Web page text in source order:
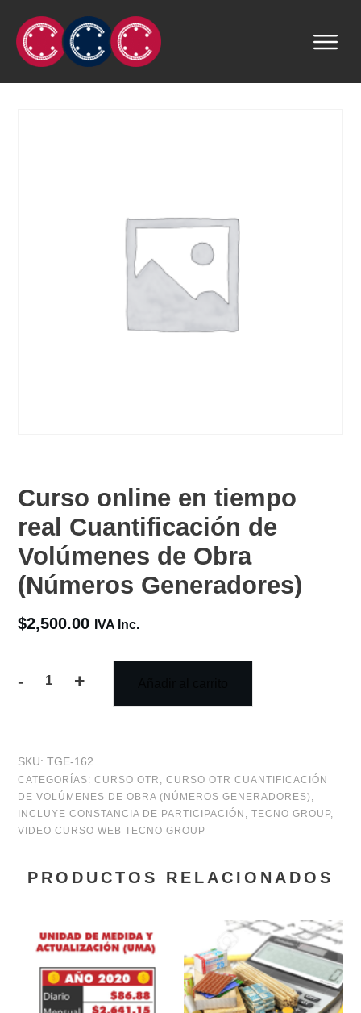
Curso online en tiempo
real Cuantificación de
Volúmenes de Obra
(Números Generadores)
$2,500.00 IVA Inc.
-
tiempo
real
Cuantificación
Volúmenes
Obra
(Números
Generadores)
+
SKU: TGE-162
CATEGORÍAS: CURSO OTR , CURSO OTR CUANTIFICACIÓN
DE VOLÚMENES DE OBRA (NÚMEROS GENERADORES),
INCLUYE CONSTANCIA DE PARTICIPACIÓN , TECNO GROUP,
VIDEO CURSO WEB TECNO GROUP
PRODUCTOS RELACIONADOS